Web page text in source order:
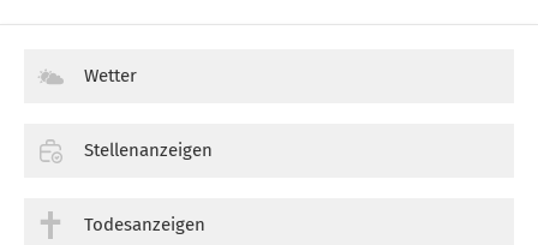
Wetter
Stellenanzeigen
Todesanzeigen